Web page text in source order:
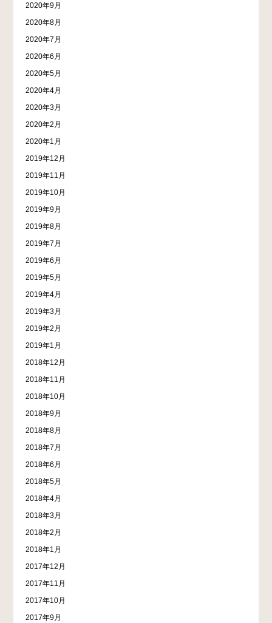
2020年9月
2020年8月
2020年7月
2020年6月
2020年5月
2020年4月
2020年3月
2020年2月
2020年1月
2019年12月
2019年11月
2019年10月
2019年9月
2019年8月
2019年7月
2019年6月
2019年5月
2019年4月
2019年3月
2019年2月
2019年1月
2018年12月
2018年11月
2018年10月
2018年9月
2018年8月
2018年7月
2018年6月
2018年5月
2018年4月
2018年3月
2018年2月
2018年1月
2017年12月
2017年11月
2017年10月
2017年9月